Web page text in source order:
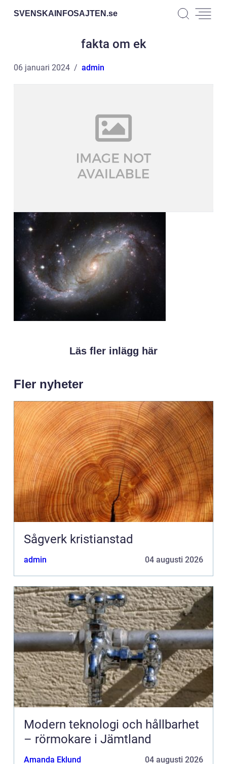
SVENSKAINFOSAJTEN.se
fakta om ek
06 januari 2024 admin
Läs fler inlägg här
Fler nyheter
Sågverk kristianstad
admin 04 augusti 2026
Modern teknologi och hållbarhet
– rörmokare i Jämtland
Amanda Eklund 04 augusti 2026